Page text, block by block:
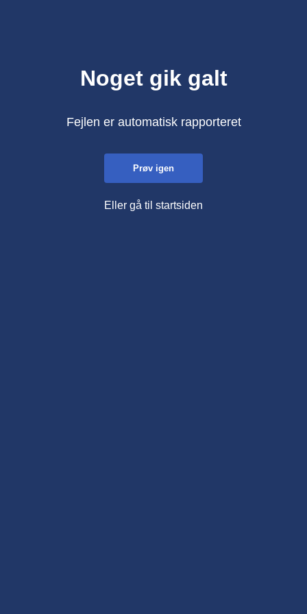
Noget gik galt
Fejlen er automatisk rapporteret
Prøv igen
Eller gå til startsiden